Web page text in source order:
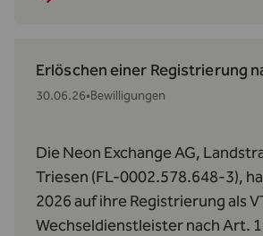
Erlöschen einer Registrierung
30.06.26•Bewilligungen
Die Neon Exchange AG,
Triesen (FL-0002.578.648-3),
2026 auf ihre Registrierung als
Wechseldienstleister nach Art.